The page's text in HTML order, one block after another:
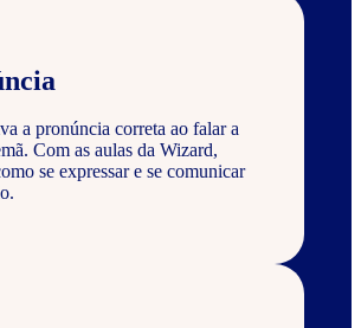
a pronúncia correta ao falar a
Com as aulas da Wizard,
se expressar e se comunicar